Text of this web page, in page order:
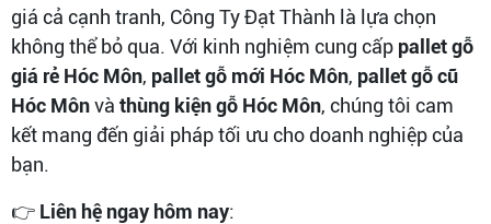
giá cả cạnh tranh, Công Ty Đạt Thành là lựa chọn
không thể bỏ qua. Với kinh nghiệm cung cấp pallet gỗ
giá rẻ Hóc Môn, pallet gỗ mới Hóc Môn, pallet gỗ cũ
Hóc Mônvà thùng kiện gỗ Hóc Môn, chúng tôi cam
kết mang đến giải pháp tối ưu cho doanh nghiệp của
bạn.
👉 Liên hệ ngay hôm nay: